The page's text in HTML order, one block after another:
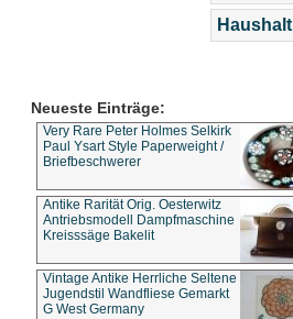
Haushalt
Neueste Einträge:
Very Rare Peter Holmes Selkirk
Paul Ysart Style Paperweight /
Briefbeschwerer
Antike Rarität Orig. Oesterwitz
Antriebsmodell Dampfmaschine
Kreisssäge Bakelit
Vintage Antike Herrliche Seltene
Jugendstil Wandfliese Gemarkt
G West Germany